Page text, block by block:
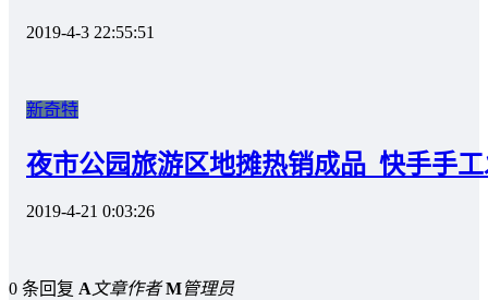
2019-4-3 22:55:51
新奇特
夜市公园旅游区地摊热销成品_快手手
2019-4-21 0:03:26
0 条回复 A文章作者 M管理员